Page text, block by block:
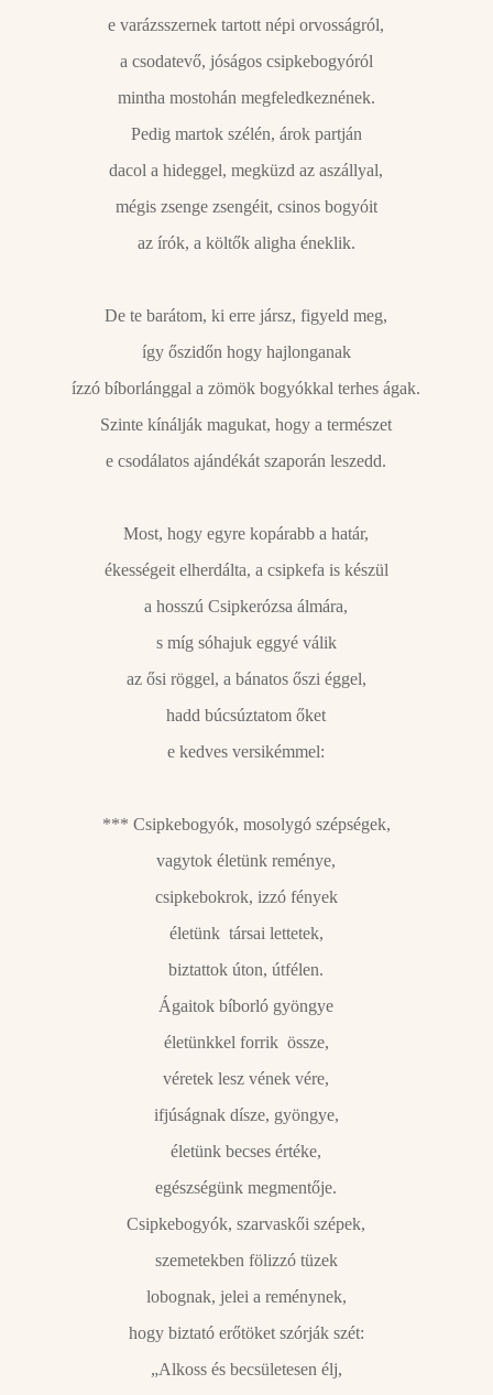
e varázsszernek tartott népi orvosságról,
a csodatevő, jóságos csipkebogyóról
mintha mostohán megfeledkeznének.
Pedig martok szélén, árok partján
dacol a hideggel, megküzd az aszállyal,
mégis zsenge zsengéit, csinos bogyóit
az írók, a költők aligha éneklik.
De te barátom, ki erre jársz, figyeld meg,
így őszidőn hogy hajlonganak
ízzó bíborlánggal a zömök bogyókkal terhes ágak.
Szinte kínálják magukat, hogy a természet
e csodálatos ajándékát szaporán leszedd.
Most, hogy egyre kopárabb a határ,
ékességeit elherdálta, a csipkefa is készül
a hosszú Csipkerózsa álmára,
s míg sóhajuk eggyé válik
az ősi röggel, a bánatos őszi éggel,
hadd búcsúztatom őket
e kedves versikémmel:
*** Csipkebogyók, mosolygó szépségek,
vagytok életünk reménye,
csipkebokrok, izzó fények
életünk társai lettetek,
biztattok úton, útfélen.
Ágaitok bíborló gyöngye
életünkkel forrik össze,
véretek lesz vének vére,
ifjúságnak dísze, gyöngye,
életünk becses értéke,
egészségünk megmentője.
Csipkebogyók, szarvaskői szépek,
szemetekben fölizzó tüzek
lobognak, jelei a reménynek,
hogy biztató erőtöket szórják szét:
„Alkoss és becsületesen élj,